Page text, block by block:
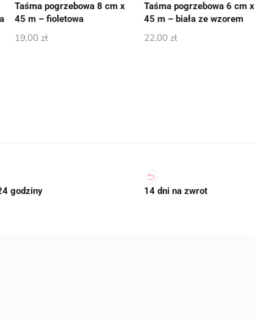
Taśma pogrzebowa 8 cm x
45 m – fioletowa
19,00 zł
Taśma pogrzebowa 6 cm x
45 m – biała ze wzorem
22,00 zł
godziny 14 dni na zwrot